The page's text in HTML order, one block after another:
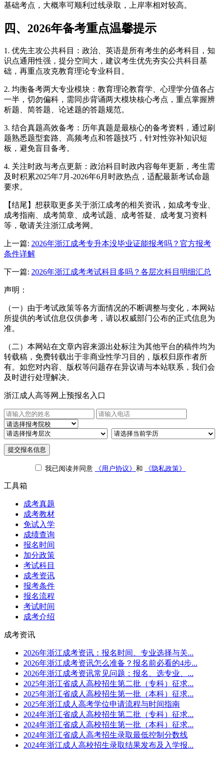
基础考点，大概率可顺利过线录取，上岸率相对较高。
四、2026年备考重点温馨提示
1. 优先主攻公共科目：政治、英语是所有考生的必考科目，知
识点通用性强，提分空间大，建议考生优先夯实公共科目基
础，再重点攻克教育理论专业科目。
2. 均衡备考两大专业模块：教育理论教育学、心理学分值各占
一半，切勿偏科，需同步背诵两大模块核心考点，重点掌握辨
析题、简答题、论述题的答题规范。
3. 结合真题高效备考：历年真题是最核心的备考资料，通过刷
题熟悉题型套路、高频考点和答题技巧，针对性弥补知识短
板，避免盲目备考。
4. 关注时政与考点更新：政治科目时政内容每年更新，考生需
及时积累2025年7月-2026年6月时政热点，适配最新考试命题
要求。
【结尾】想获取更多关于浙江成考的相关资讯，如成考专业、
成考指南、成考简章、成考试题、成考答疑、成考复习资料
等，敬请关注浙江成考网。
上一篇: 2026年浙江成考专升本没毕业证能报考吗？官方报考
条件详解
下一篇: 2026年浙江成考考试科目多吗？各层次科目明细汇总
声明：
（一）由于考试政策等各方面情况的不断调整与变化，本网站
所提供的考试信息仅供参考，请以权威部门公布的正式信息为
准。
（二）本网站在文章内容来源出处标注为其他平台的稿件均为
转载稿，免费转载出于非商业性学习目的，版权归原作者所
有。如您对内容、版权等问题存在异议请与本站联系，我们会
及时进行处理解决。
浙江成人高等网上预报名入口
提交报名信息
我已阅读并同意 《用户协议》 和 《隐私政策》
工具箱
成考真题
成考教材
免试入学
成绩查询
报名时间
加分政策
考试科目
成考资讯
报考条件
报名流程
考试时间
成考介绍
成考资讯
2026年浙江成考资讯：报名时间、专业选择与关...
2026年浙江成考资讯怎么准备？报名前必看的4步...
2026年浙江成考资讯常见问题：报名、选专业、...
2025年浙江省成人高校招生第二批（专科）征求...
2025年浙江省成人高校招生第一批（本科）征求...
2025年浙江成人高考学位申请流程与时间指南
2024年浙江省成人高校招生第二批（专科）征求...
2024年浙江省成人高校招生第一批（本科）征求...
2024年浙江省成人高考招生录取最低控制分数线
2024年浙江成人高校招生录取结果发布及入学报...